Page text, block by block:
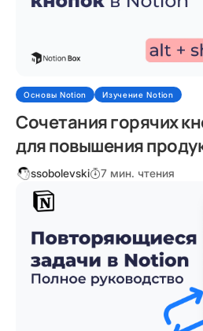
Основы Notion Изучение Notion
Сочетания горячих
для повышения
ssobolevski 7 мин. чтения